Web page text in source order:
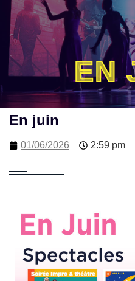
EN
En juin
01/06/2026 2:59 pm